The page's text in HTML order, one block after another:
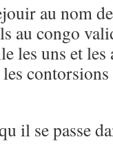
au nom
au congo
les uns et
il se passe